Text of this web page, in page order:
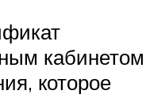
кабинетом
которое